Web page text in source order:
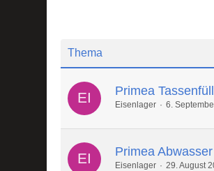
Thema
Primea
Eisenlager 6.
Primea
Eisenlager 29. August